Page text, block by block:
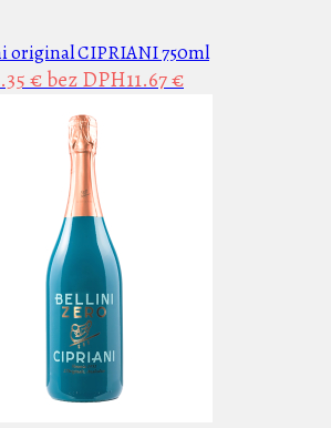
original CIPRIANI 750ml
€bez DPH11.67 €